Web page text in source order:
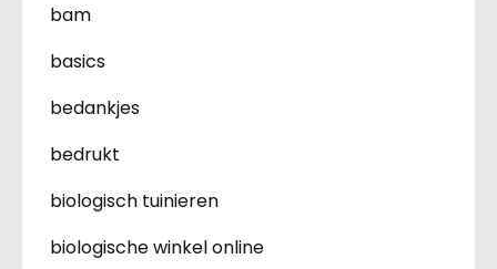
bam
basics
bedankjes
bedrukt
biologisch tuinieren
biologische winkel online